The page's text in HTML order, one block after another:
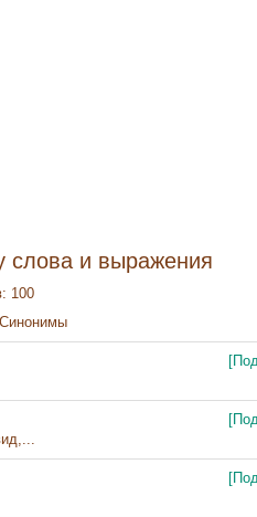
слова и выражения
100
Синонимы